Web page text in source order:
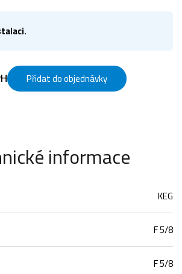
Přidat do objednávky
informace
KEG
F 5/8
F 5/8